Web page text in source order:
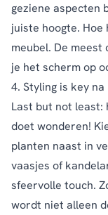
geziene aspecten
juiste hoogte. Hoe
meubel. De
je het scherm op
4. Styling is key
Last but not least:
doet wonderen!
planten naast in
vaasjes of
sfeervolle touch.
wordt niet alleen